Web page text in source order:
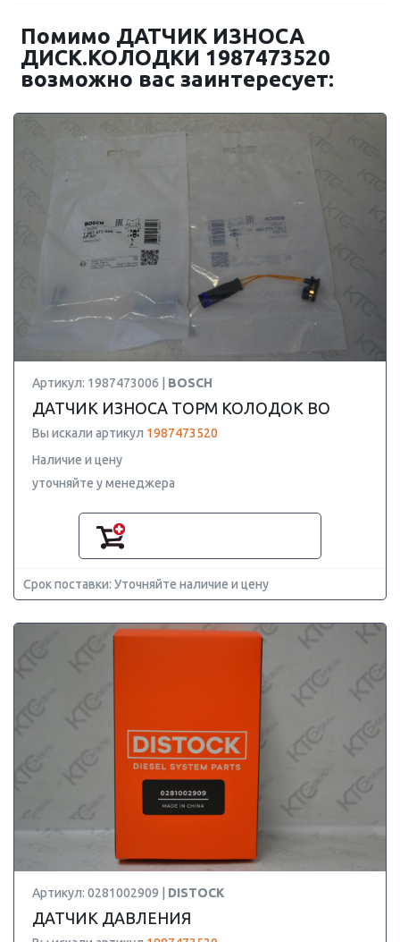
Помимо ДАТЧИК ИЗНОСА
ДИСК.КОЛОДКИ 1987473520
возможно вас заинтересует:
Артикул: 1987473006 | BOSCH
ДАТЧИК ИЗНОСА ТОРМ КОЛОДОК BO
Вы искали артикул 1987473520
Наличие и цену
уточняйте у менеджера
Срок поставки: Уточняйте наличие и цену
Артикул: 0281002909 | DISTOCK
ДАТЧИК ДАВЛЕНИЯ